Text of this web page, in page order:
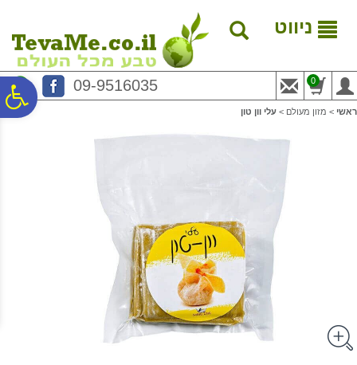
נגישות
המרכזי
ניווט
09-9516035 0
ראשי > מזון מעולם > עלי וון טון